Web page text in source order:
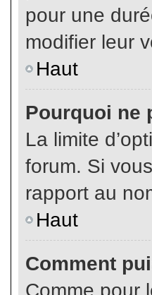
pour une
modifier leur
Haut
Pourquoi ne
La limite
forum. Si
rapport au
Haut
Comment
Comme pour